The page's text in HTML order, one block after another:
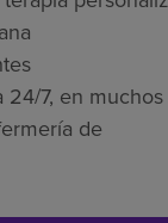
7, en muchos
de